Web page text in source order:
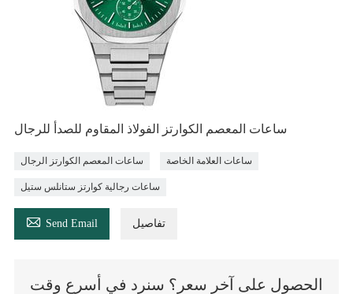
ساعات المعصم الكوارتز الفولاذ المقاوم للصدأ للرجال
ساعات المعصم الكوارتز الرجال ساعات العلامة الخاصة
ساعات رجالية كوارتز ستانلس ستيل
 Send Email تفاصيل
الحصول على آخر سعر؟ سنرد في أسرع وقت